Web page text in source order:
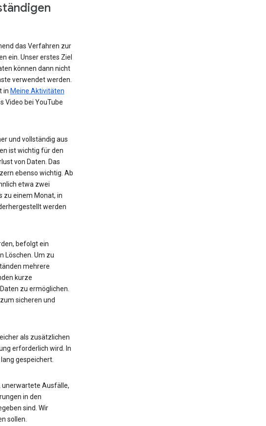
das Verfahren zur
ein. Unser erstes Ziel
können dann nicht
verwendet werden.
in Meine Aktivitäten
Video bei YouTube
und vollständig aus
ist wichtig für den
von Daten. Das
ebenso wichtig. Ab
etwa zwei
zu einem Monat, in
werden
befolgt ein
Löschen. Um zu
mehrere
kurze
zu ermöglichen.
sicheren und
als zusätzlichen
erforderlich wird. In
gespeichert.
unerwartete Ausfälle,
in den
sind. Wir
sollen.